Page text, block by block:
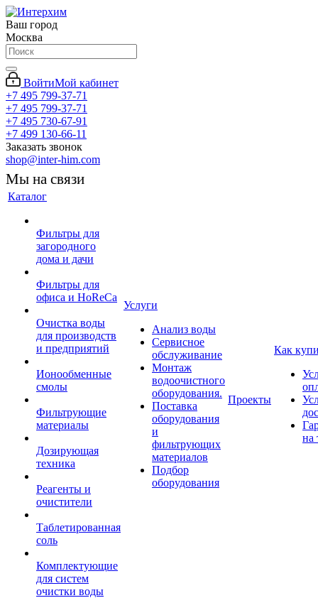
Ваш город
Москва
ВойтиМой кабинет
+7 495 799-37-71
+7 495 799-37-71
+7 495 730-67-91
+7 499 130-66-11
Заказать звонок
shop@inter-him.com
Мы на связи
Каталог
Фильтры для
загородного
дома и дачи
Фильтры для
офиса и HoReCa
Очистка воды
для производств
и предприятий
Ионообменные
смолы
Фильтрующие
материалы
Дозирующая
техника
Реагенты и
очистители
Таблетированная
соль
Комплектующие
для систем
очистки воды
Услуги
Анализ воды
Сервисное
обслуживание
Монтаж
водоочистного
оборудования.
Поставка
оборудования
и
фильтрующих
материалов
Подбор
оборудования
Проекты
Как
на